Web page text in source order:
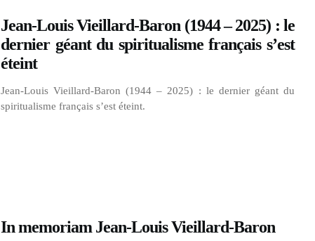
Jean-Louis Vieillard-Baron (1944 – 2025) : le
dernier géant du spiritualisme français s’est
éteint
Jean-Louis Vieillard-Baron (1944 – 2025) : le dernier géant du
spiritualisme français s’est éteint.
In memoriam Jean-Louis Vieillard-Baron